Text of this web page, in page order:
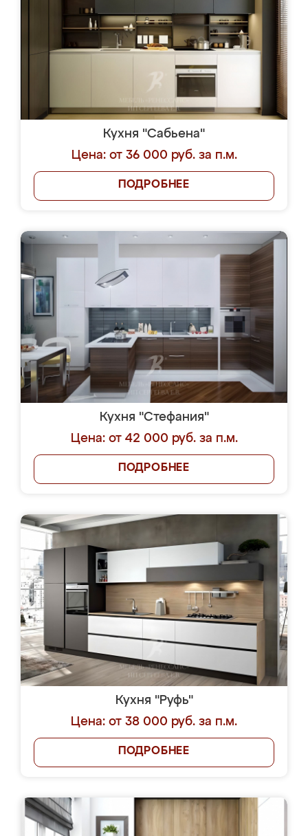
Кухня "Сабьена"
Цена: от 36 000 руб. за п.м.
ПОДРОБНЕЕ
Кухня "Стефания"
Цена: от 42 000 руб. за п.м.
ПОДРОБНЕЕ
Кухня "Руфь"
Цена: от 38 000 руб. за п.м.
ПОДРОБНЕЕ